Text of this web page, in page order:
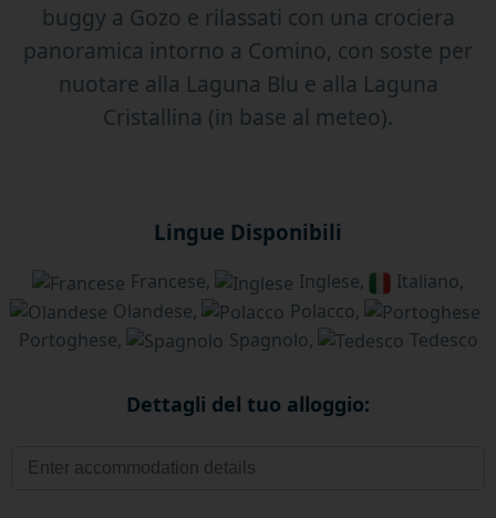
buggy a Gozo e rilassati con una crociera
panoramica intorno a Comino, con soste per
nuotare alla Laguna Blu e alla Laguna
Cristallina (in base al meteo).
Lingue Disponibili
Francese, Inglese,
Italiano,
Olandese,
Polacco,
Portoghese,
Spagnolo, Tedesco
Dettagli del tuo alloggio: